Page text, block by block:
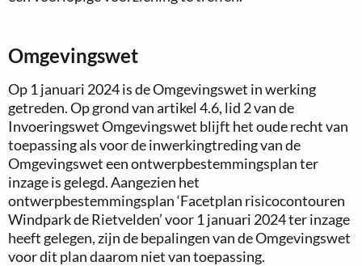
Omgevingswet
Op 1 januari 2024 is de Omgevingswet in werking
getreden. Op grond van artikel 4.6, lid 2 van de
Invoeringswet Omgevingswet blijft het oude recht van
toepassing als voor de inwerkingtreding van de
Omgevingswet een ontwerpbestemmingsplan ter
inzage is gelegd. Aangezien het
ontwerpbestemmingsplan ‘Facetplan risicocontouren
Windpark de Rietvelden’ voor 1 januari 2024 ter inzage
heeft gelegen, zijn de bepalingen van de Omgevingswet
voor dit plan daarom niet van toepassing.